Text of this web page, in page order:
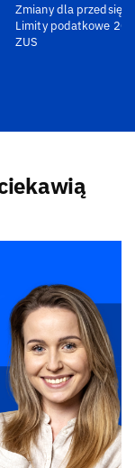
Zmiany dla
Limity podatkowe
ZUS